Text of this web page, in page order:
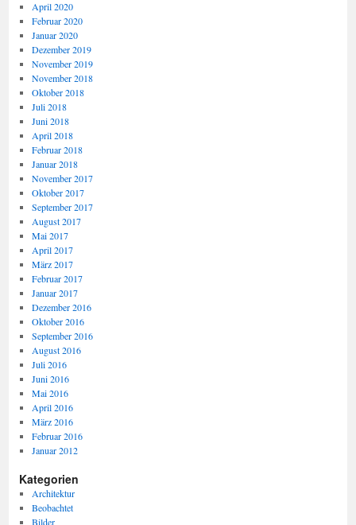
April 2020
Februar 2020
Januar 2020
Dezember 2019
November 2019
November 2018
Oktober 2018
Juli 2018
Juni 2018
April 2018
Februar 2018
Januar 2018
November 2017
Oktober 2017
September 2017
August 2017
Mai 2017
April 2017
März 2017
Februar 2017
Januar 2017
Dezember 2016
Oktober 2016
September 2016
August 2016
Juli 2016
Juni 2016
Mai 2016
April 2016
März 2016
Februar 2016
Januar 2012
Kategorien
Architektur
Beobachtet
Bilder